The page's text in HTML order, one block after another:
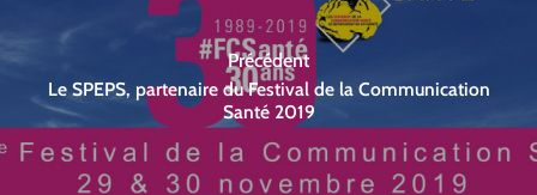
Précédent
Le SPEPS, partenaire du Festival de la Communication
Santé 2019